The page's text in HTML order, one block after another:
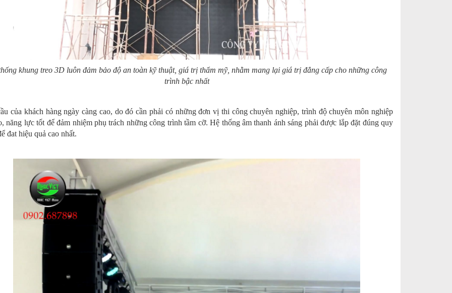
khung treo 3D luôn đảm bảo độ an toàn kỹ thuật, giá trị thẩm mỹ, nhằm mang lại giá trị đẳng cấp cho những công
trình bậc nhất
của khách hàng ngày càng cao, do đó cần phải có những đơn vị thi công chuyên nghiệp, trình độ chuyên môn nghiệp
năng lực tốt để đảm nhiệm phụ trách những công trình tầm cỡ. Hệ thống âm thanh ánh sáng phải được lắp đặt đúng quy
đat hiệu quả cao nhất.